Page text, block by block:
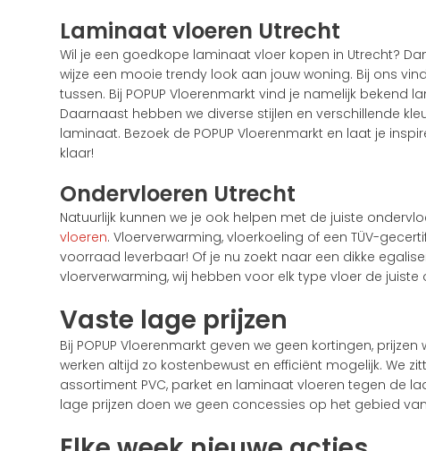
Laminaat vloeren Utrecht
Wil je een goedkope laminaat vloer kopen in Utrecht?
wijze een mooie trendy look aan jouw woning. Bij ons
tussen. Bij POPUP Vloerenmarkt vind je namelijk
Daarnaast hebben we diverse stijlen en verschillende
laminaat. Bezoek de POPUP Vloerenmarkt en laat je
klaar!
Ondervloeren Utrecht
Natuurlijk kunnen we je ook helpen met de juiste
vloeren. Vloerverwarming, vloerkoeling of een TÜV-
voorraad leverbaar! Of je nu zoekt naar een dikke
vloerverwarming, wij hebben voor elk type vloer de
Vaste lage prijzen
Bij POPUP Vloerenmarkt geven we geen kortingen,
werken altijd zo kostenbewust en efficiënt mogelijk. We
assortiment PVC, parket en laminaat vloeren tegen de
lage prijzen doen we geen concessies op het gebied